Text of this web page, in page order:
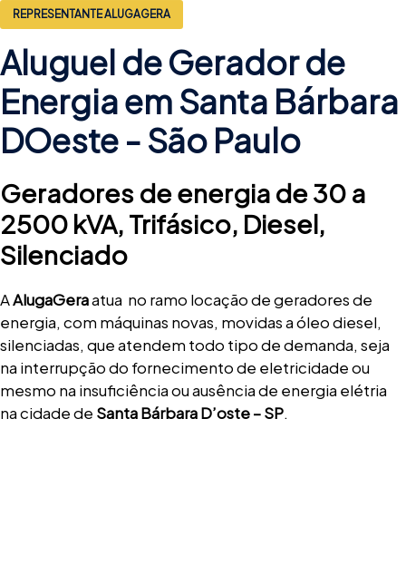
REPRESENTANTE ALUGAGERA
Aluguel de Gerador de
Energia em Santa Bárbara
DOeste - São Paulo
Geradores de energia de 30 a
2500 kVA, Trifásico, Diesel,
Silenciado
AAlugaGeraatua no ramo locação de geradores de
energia, com máquinas novas, movidas a óleo diesel,
silenciadas, que atendem todo tipo de demanda, seja
na interrupção do fornecimento de eletricidade ou
mesmo na insuficiência ou ausência de energia elétria
na cidade de Santa Bárbara D’oste – SP.